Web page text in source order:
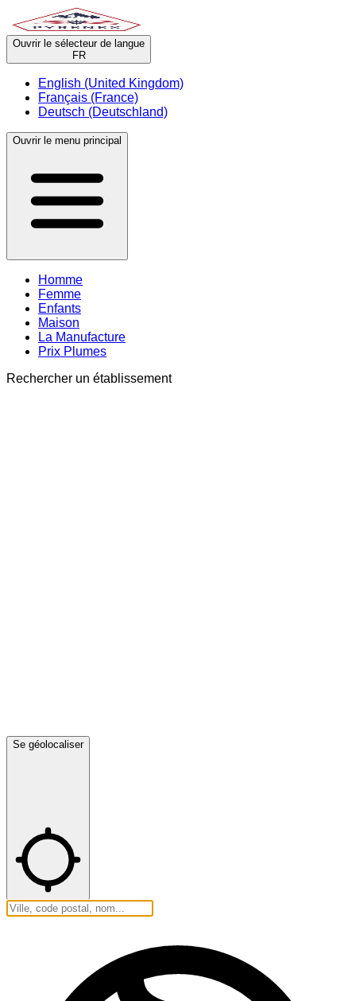
Ouvrir le sélecteur de langue
FR
English (United Kingdom)
Français (France)
Deutsch (Deutschland)
Ouvrir le menu principal
Homme
Femme
Enfants
Maison
La Manufacture
Prix Plumes
Rechercher un établissement
Se géolocaliser